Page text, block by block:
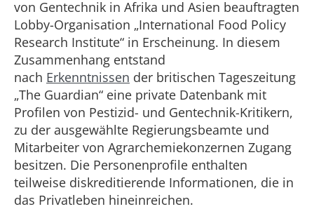
von Gentechnik in Afrika und Asien beauftragten
Lobby-Organisation „International Food Policy
Research Institute“ in Erscheinung. In diesem
Zusammenhang entstand
nach Erkenntnissen der britischen Tageszeitung
„The Guardian“ eine private Datenbank mit
Profilen von Pestizid- und Gentechnik-Kritikern,
zu der ausgewählte Regierungsbeamte und
Mitarbeiter von Agrarchemiekonzernen Zugang
besitzen. Die Personenprofile enthalten
teilweise diskreditierende Informationen, die in
das Privatleben hineinreichen.